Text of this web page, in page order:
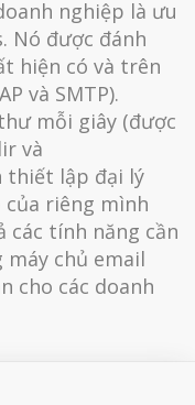
nghiệp là ưu
Nó được đánh
hiện có và trên
và SMTP).
mỗi giây (được
và
thiết lập đại lý
riêng mình
các tính năng cần
chủ email
cho các doanh